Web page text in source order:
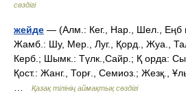
сөздігі
жейде — (Алм.: Кег., Нар., Шел., Еңб
Жамб.: Шу, Мер., Луг., Қорд., Жуа.,
Керб.; Шымк.: Түлк.,Сайр.; Қ орда:
Қост.: Жанг., Торғ., Семиоз.; Жезқ.,
Қазақ тілінің аймақтық сөздігі